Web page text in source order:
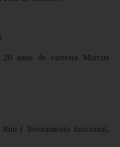
20 anos de carreira Marcus
( Treinamento funcional,